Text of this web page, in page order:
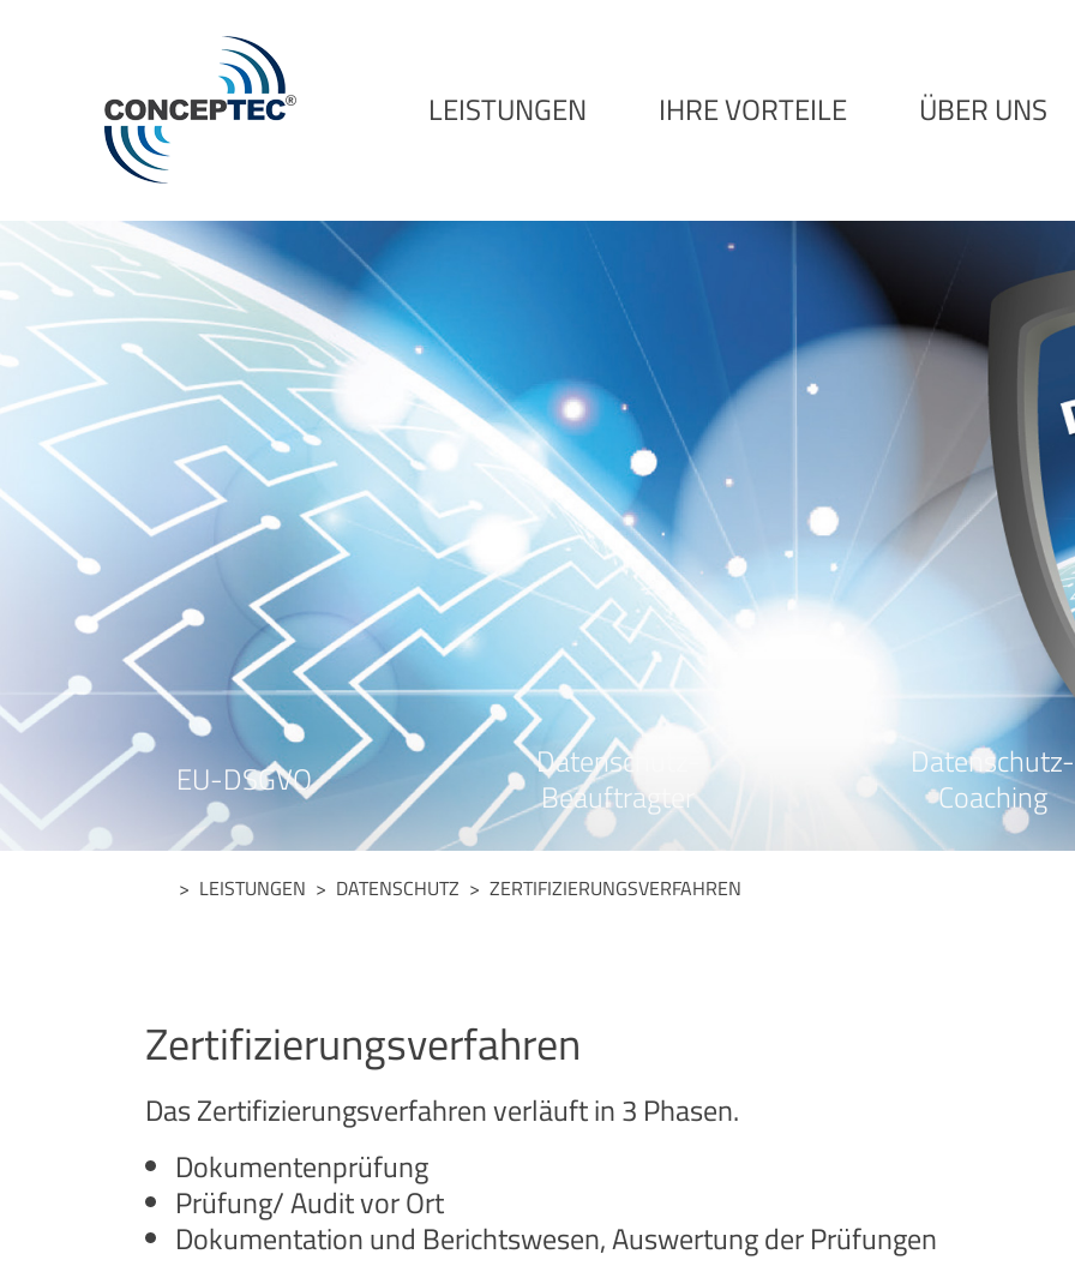
LEISTUNGEN IHRE VORTEILE ÜBER UNS
EU-DSGVO
Datenschutz-
Beauftragter
Datenschutz-
Coaching
> LEISTUNGEN > DATENSCHUTZ > ZERTIFIZIERUNGSVERFAHREN
Zertifizierungsverfahren
Das Zertifizierungsverfahren verläuft in 3 Phasen.
Dokumentenprüfung
Prüfung/ Audit vor Ort
Dokumentation und Berichtswesen, Auswertung der Prüfungen